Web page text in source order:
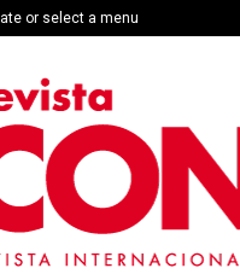
or select a menu